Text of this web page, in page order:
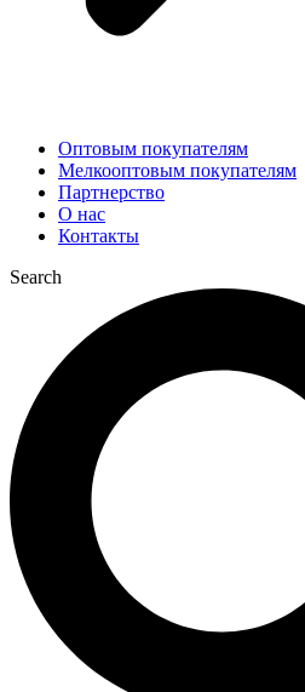
Оптовым покупателям
Мелкооптовым покупателям
Партнерство
О нас
Контакты
Search